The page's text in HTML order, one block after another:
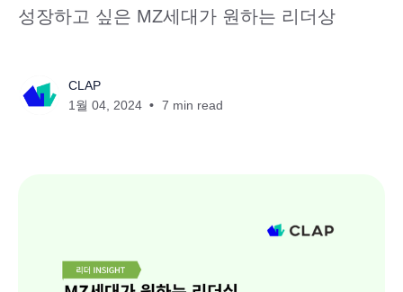
성장하고 싶은 MZ세대가 원하는 리더상
CLAP
1월 04, 2024
7 min read